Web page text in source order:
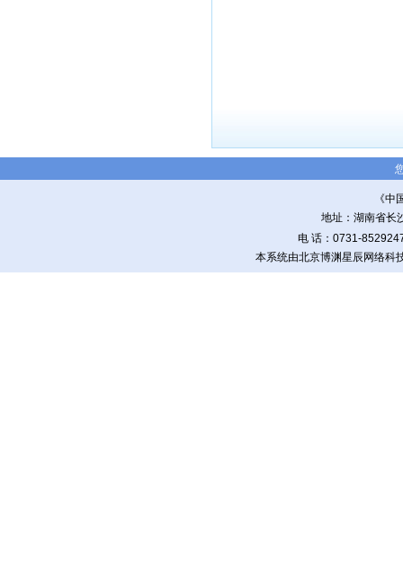
《
地址：湖南省长
电 话：0731-
本系统由北京博渊星辰网络科